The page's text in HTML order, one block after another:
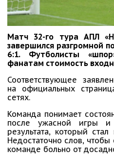
Матч 32-го тура АПЛ
завершился разгромной
6:1. Футболисты
фанатам стоимость
Соответствующее
на официальных
сетях.
Команда понимает
после ужасной игры
результата, который
Недостаточно слов,
команде больно от